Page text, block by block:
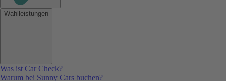
Wahlleistungen
Was ist Car Check?
Warum bei Sunny Cars buchen?